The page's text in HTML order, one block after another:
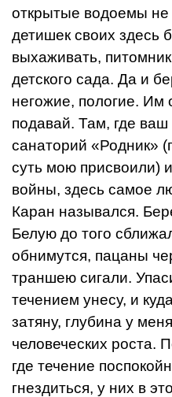
открытые водоемы
детишек своих здесь
выхаживать,
детского сада. Да и
не­гожие, пологие. Им
подавай. Там, где
санаторий «Родник»
суть мою присвоили)
войны, здесь са­мое
Каран на­зывался.
Белую до того
обнимутся, пацаны
траншею сигали.
течением унесу, и
затяну, глубина у
человечес­ких роста.
где течение
гнездиться, у них в